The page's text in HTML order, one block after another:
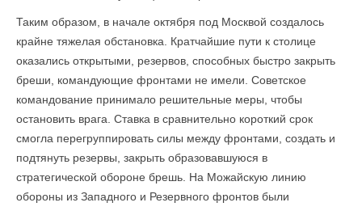
Таким образом, в начале октября под Москвой создалось
крайне тяжелая обстановка. Кратчайшие пути к столице
оказались открытыми, резервов, способных быстро закрыть
бреши, командующие фронтами не имели. Советское
командование принимало решительные меры, чтобы
остановить врага. Ставка в сравнительно короткий срок
смогла перегруппировать силы между фронтами, создать и
подтянуть резервы, закрыть образовавшуюся в
стратегической обороне брешь. На Можайскую линию
обороны из Западного и Резервного фронтов были